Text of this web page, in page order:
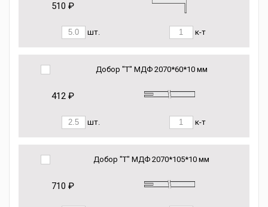
510 ₽
шт. к-т
Добор "Т" МДФ 2070*60*10 мм
412 ₽
шт. к-т
Добор "Т" МДФ 2070*105*10 мм
710 ₽